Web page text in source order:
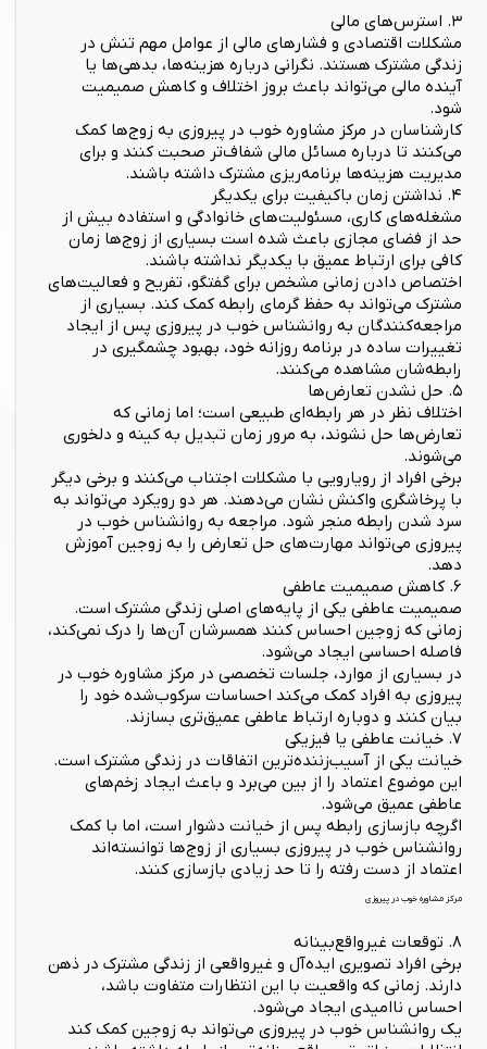
۳. استرس‌های مالی
مشکلات اقتصادی و فشارهای مالی از عوامل مهم تنش در
زندگی مشترک هستند. نگرانی درباره هزینه‌ها، بدهی‌ها یا
آینده مالی می‌تواند باعث بروز اختلاف و کاهش صمیمیت
شود.
کارشناسان در مرکز مشاوره خوب در پیروزی به زوج‌ها کمک
می‌کنند تا درباره مسائل مالی شفاف‌تر صحبت کنند و برای
مدیریت هزینه‌ها برنامه‌ریزی مشترک داشته باشند.
۴. نداشتن زمان باکیفیت برای یکدیگر
مشغله‌های کاری، مسئولیت‌های خانوادگی و استفاده بیش از
حد از فضای مجازی باعث شده است بسیاری از زوج‌ها زمان
کافی برای ارتباط عمیق با یکدیگر نداشته باشند.
اختصاص دادن زمانی مشخص برای گفتگو، تفریح و فعالیت‌های
مشترک می‌تواند به حفظ گرمای رابطه کمک کند. بسیاری از
مراجعه‌کنندگان به روانشناس خوب در پیروزی پس از ایجاد
تغییرات ساده در برنامه روزانه خود، بهبود چشمگیری در
رابطه‌شان مشاهده می‌کنند.
۵. حل نشدن تعارض‌ها
اختلاف نظر در هر رابطه‌ای طبیعی است؛ اما زمانی که
تعارض‌ها حل نشوند، به مرور زمان تبدیل به کینه و دلخوری
می‌شوند.
برخی افراد از رویارویی با مشکلات اجتناب می‌کنند و برخی دیگر
با پرخاشگری واکنش نشان می‌دهند. هر دو رویکرد می‌تواند به
سرد شدن رابطه منجر شود. مراجعه به روانشناس خوب در
پیروزی می‌تواند مهارت‌های حل تعارض را به زوجین آموزش
دهد.
۶. کاهش صمیمیت عاطفی
صمیمیت عاطفی یکی از پایه‌های اصلی زندگی مشترک است.
زمانی که زوجین احساس کنند همسرشان آن‌ها را درک نمی‌کند،
فاصله احساسی ایجاد می‌شود.
در بسیاری از موارد، جلسات تخصصی در مرکز مشاوره خوب در
پیروزی به افراد کمک می‌کند احساسات سرکوب‌شده خود را
بیان کنند و دوباره ارتباط عاطفی عمیق‌تری بسازند.
۷. خیانت عاطفی یا فیزیکی
خیانت یکی از آسیب‌زننده‌ترین اتفاقات در زندگی مشترک است.
این موضوع اعتماد را از بین می‌برد و باعث ایجاد زخم‌های
عاطفی عمیق می‌شود.
اگرچه بازسازی رابطه پس از خیانت دشوار است، اما با کمک
روانشناس خوب در پیروزی بسیاری از زوج‌ها توانسته‌اند
اعتماد از دست رفته را تا حد زیادی بازسازی کنند.
مرکز مشاوره خوب در پیروزی
۸. توقعات غیرواقع‌بینانه
برخی افراد تصویری ایده‌آل و غیرواقعی از زندگی مشترک در ذهن
دارند. زمانی که واقعیت با این انتظارات متفاوت باشد،
احساس ناامیدی ایجاد می‌شود.
یک روانشناس خوب در پیروزی می‌تواند به زوجین کمک کند